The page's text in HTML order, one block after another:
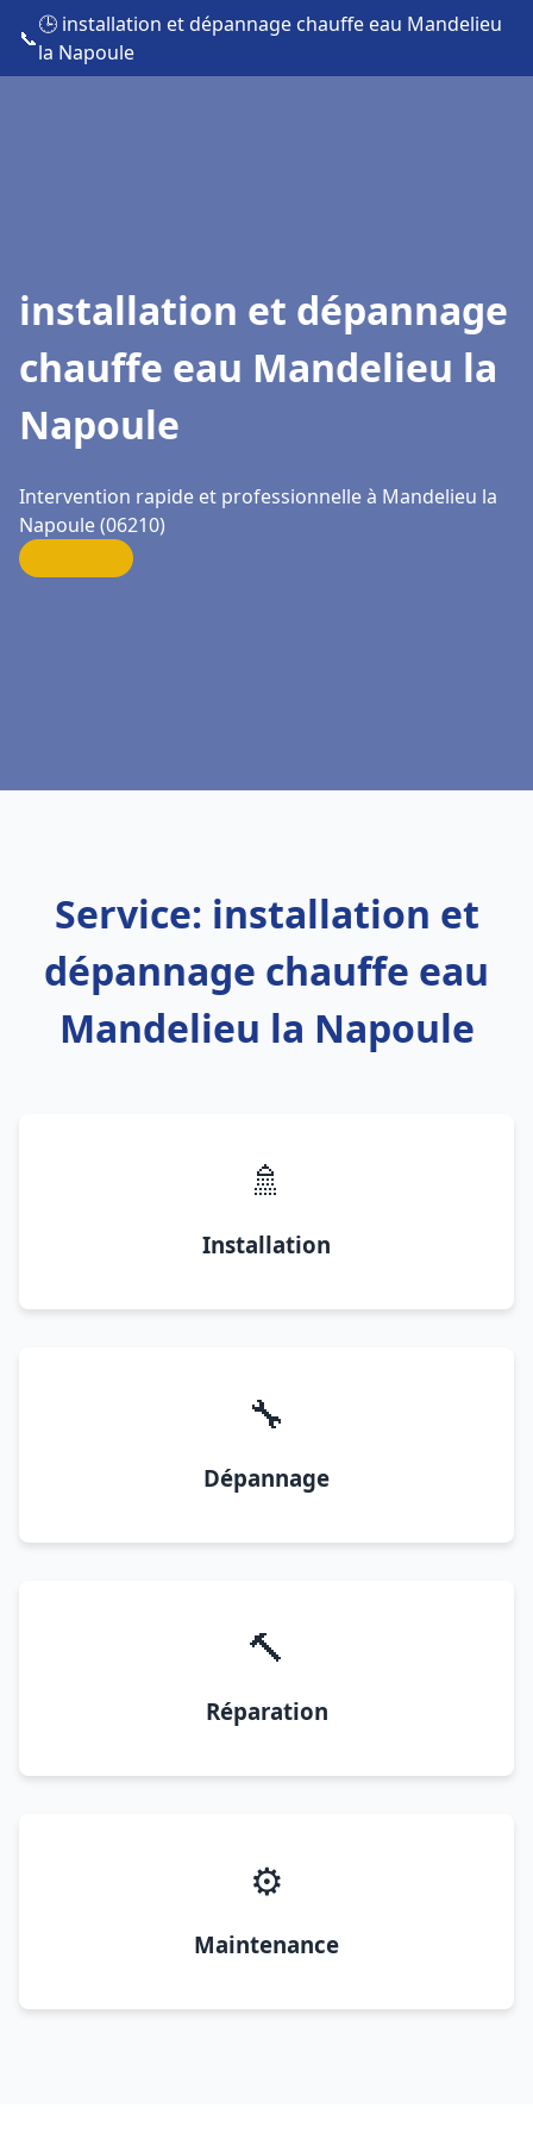
📞
🕒 installation et dépannage chauffe eau Mandelieu
la Napoule
installation et dépannage
chauffe eau Mandelieu la
Napoule
Intervention rapide et professionnelle à Mandelieu la
Napoule (06210)
Service: installation et
dépannage chauffe eau
Mandelieu la Napoule
🚿
Installation
🔧
Dépannage
🔨
Réparation
⚙️
Maintenance